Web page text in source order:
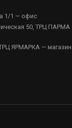
1/1 — офис
50, ТРЦ
ТРЦ ЯРМАРКА — магазин